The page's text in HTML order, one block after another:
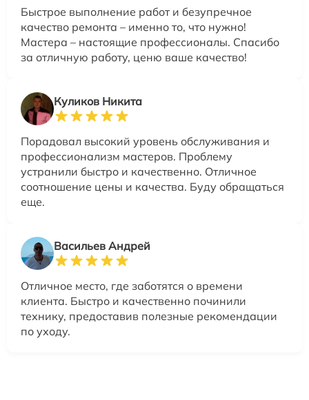
Быстрое выполнение работ и безупречное
качество ремонта – именно то, что нужно!
Мастера – настоящие профессионалы. Спасибо
за отличную работу, ценю ваше качество!
Куликов Никита
Порадовал высокий уровень обслуживания и
профессионализм мастеров. Проблему
устранили быстро и качественно. Отличное
соотношение цены и качества. Буду обращаться
еще.
Васильев Андрей
Отличное место, где заботятся о времени
клиента. Быстро и качественно починили
технику, предоставив полезные рекомендации
по уходу.